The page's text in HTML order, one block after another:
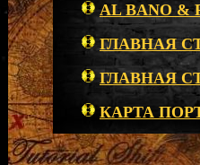
AL BANO &
ГЛАВНАЯ
ГЛАВНАЯ
КАРТА